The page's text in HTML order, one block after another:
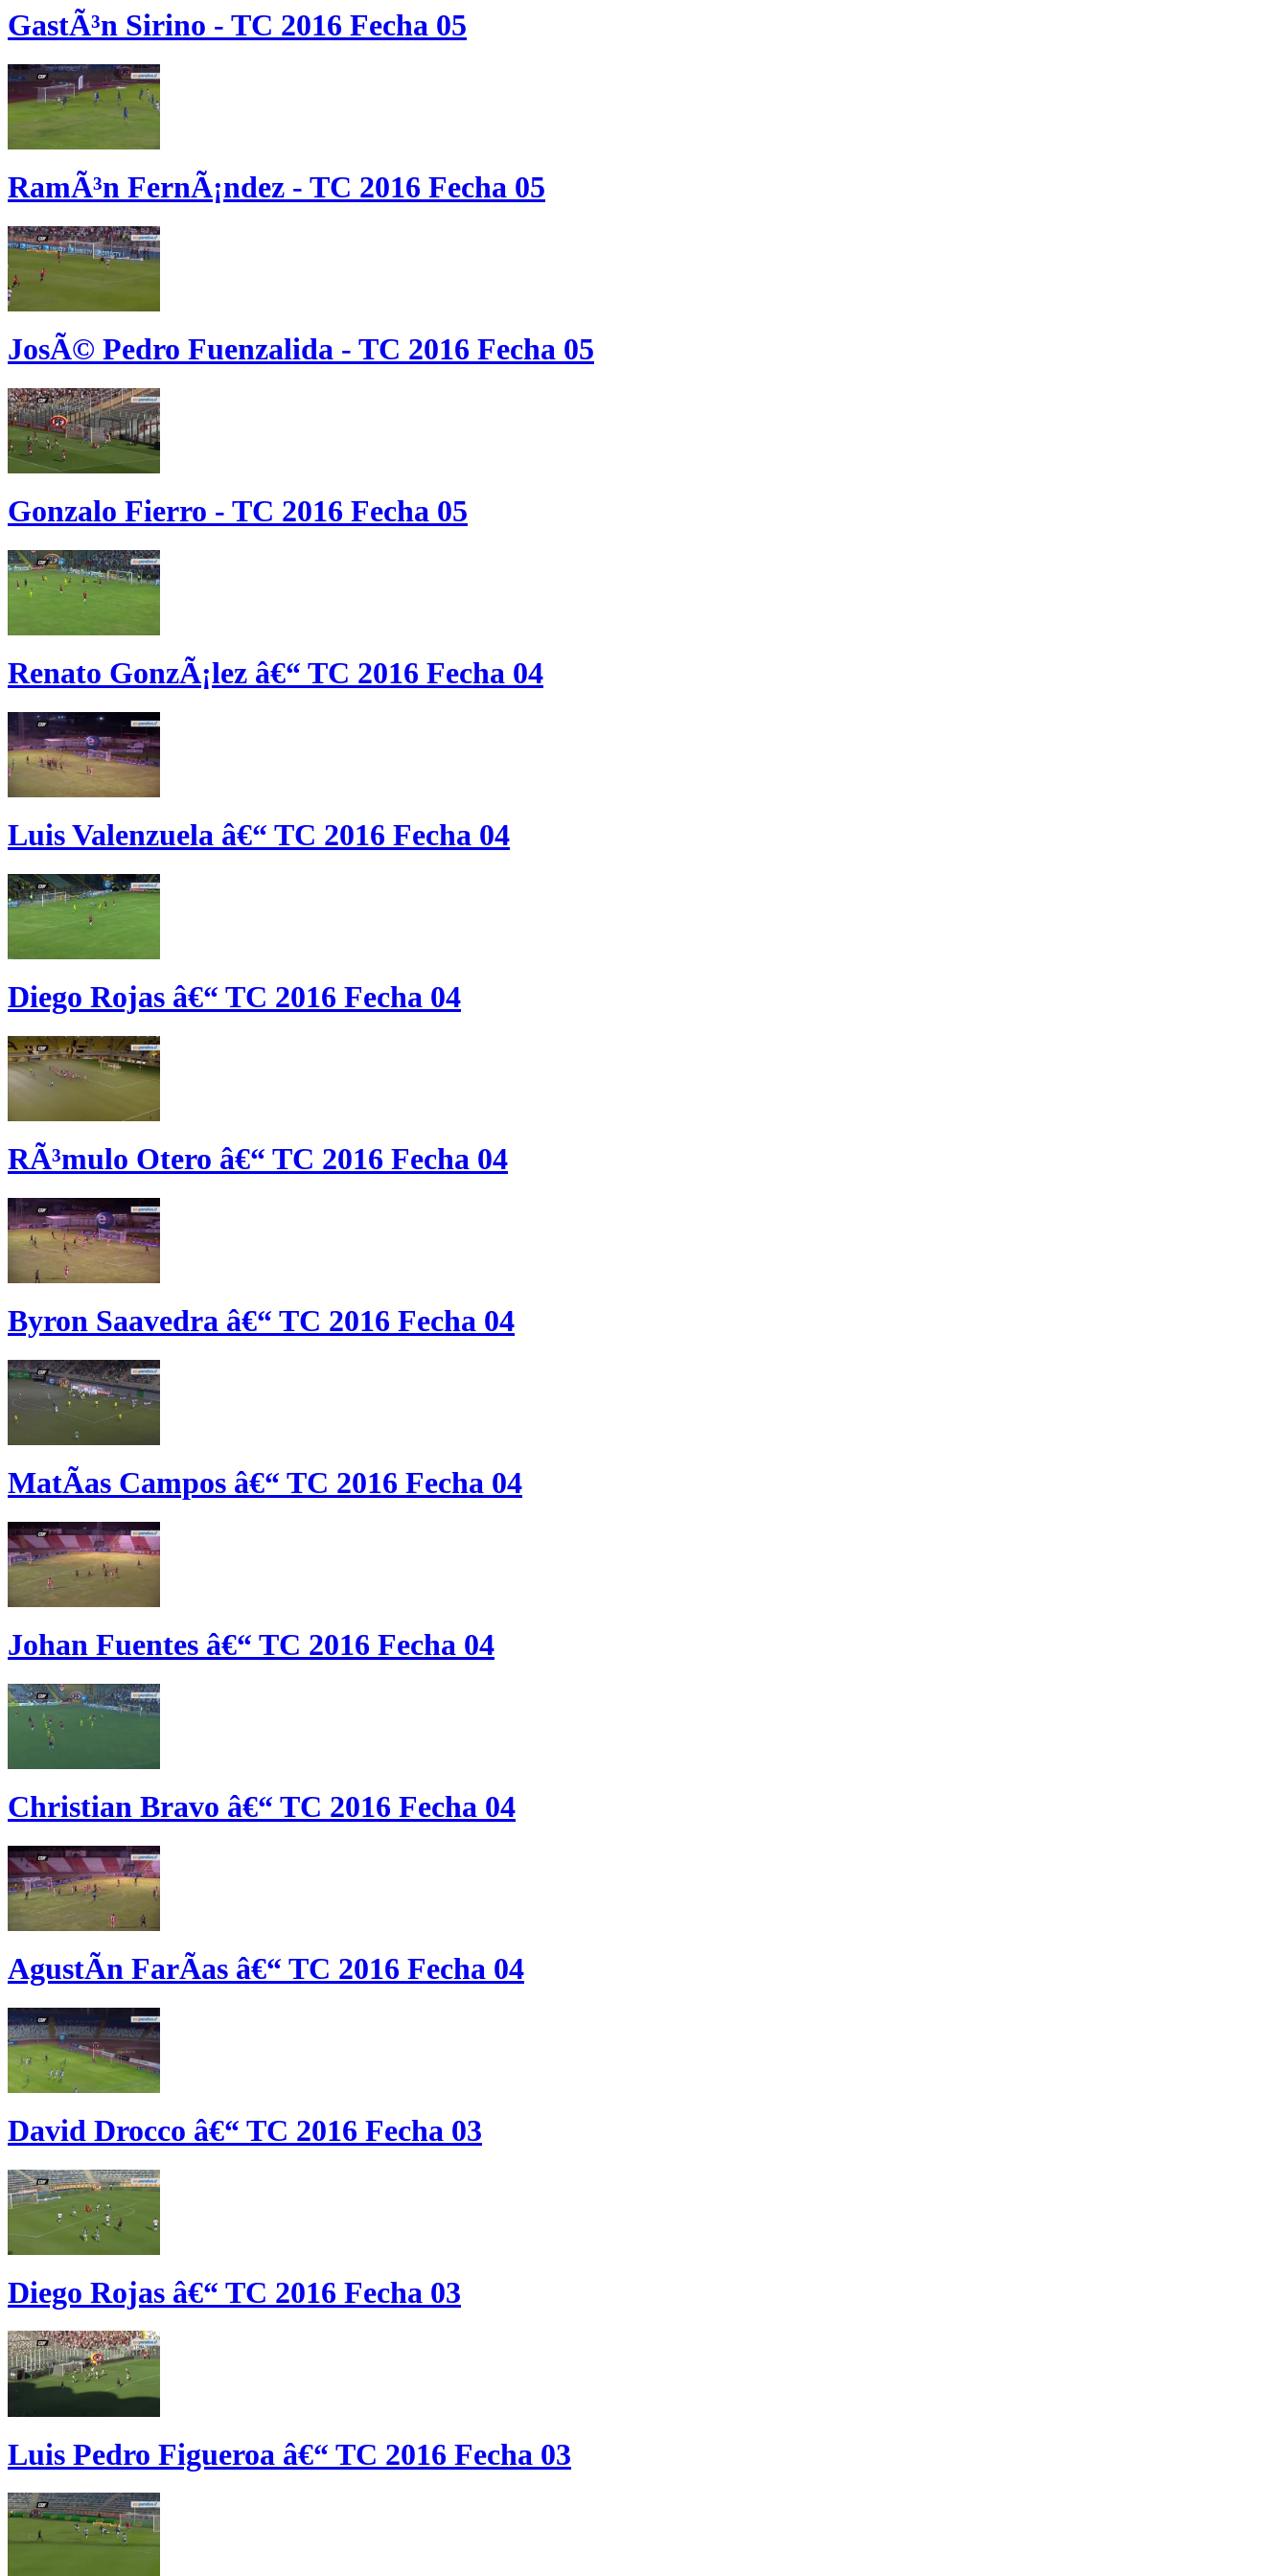
GastÃ³n Sirino - TC 2016 Fecha 05
RamÃ³n FernÃ¡ndez - TC 2016 Fecha 05
JosÃ© Pedro Fuenzalida - TC 2016 Fecha 05
Gonzalo Fierro - TC 2016 Fecha 05
Renato GonzÃ¡lez â€“ TC 2016 Fecha 04
Luis Valenzuela â€“ TC 2016 Fecha 04
Diego Rojas â€“ TC 2016 Fecha 04
RÃ³mulo Otero â€“ TC 2016 Fecha 04
Byron Saavedra â€“ TC 2016 Fecha 04
MatÃ­as Campos â€“ TC 2016 Fecha 04
Johan Fuentes â€“ TC 2016 Fecha 04
Christian Bravo â€“ TC 2016 Fecha 04
AgustÃ­n FarÃ­as â€“ TC 2016 Fecha 04
David Drocco â€“ TC 2016 Fecha 03
Diego Rojas â€“ TC 2016 Fecha 03
Luis Pedro Figueroa â€“ TC 2016 Fecha 03